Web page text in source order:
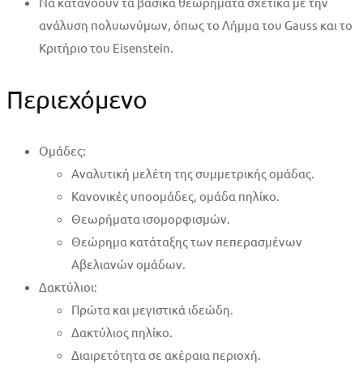
ανάλυση πολυωνύμων, όπως το Λήμμα του Gauss και το
Κριτήριο του Eisenstein.
Περιεχόμενο
Ομάδες:
Αναλυτική μελέτη της συμμετρικής ομάδας.
Κανονικές υποομάδες, ομάδα πηλίκο.
Θεωρήματα ισομορφισμών.
Θεώρημα κατάταξης των πεπερασμένων
Αβελιανών ομάδων.
Δακτύλιοι:
Πρώτα και μεγιστικά ιδεώδη.
Δακτύλιος πηλίκο.
Διαιρετότητα σε ακέραια περιοχή.